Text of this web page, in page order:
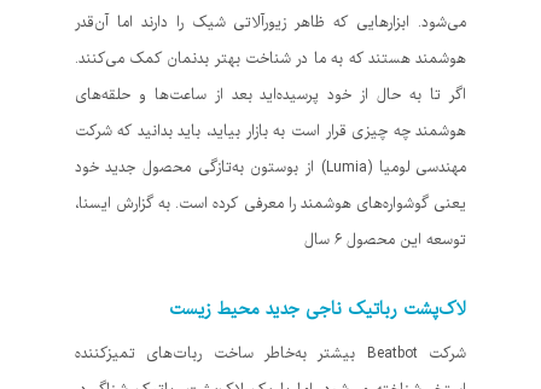
می‌شود. ابزارهایی که ظاهر زیورآلاتی شیک را دارند اما آن‌قدر
هوشمند هستند که به ما در شناخت بهتر بدنمان کمک می‌کنند.
اگر تا به حال از خود پرسیده‌اید بعد از ساعت‌ها و حلقه‌های
هوشمند چه چیزی قرار است به بازار بیاید، باید بدانید که شرکت
مهندسی لومیا (Lumia) از بوستون به‌تازگی محصول جدید خود
یعنی گوشواره‌های هوشمند را معرفی کرده است. به گزارش ایسنا،
توسعه این محصول ۶ سال
لاک‌پشت رباتیک ناجی جدید محیط زیست
شرکت Beatbot بیشتر به‌خاطر ساخت ربات‌های تمیزکننده